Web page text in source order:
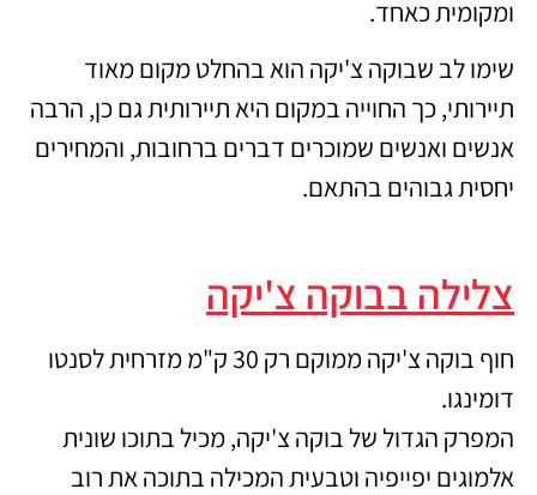
ומקומית כאחד.
שימו לב שבוקה צ'יקה הוא בהחלט מקום מאוד
תיירותי, כך החוייה במקום היא תיירותית גם כן, הרבה
אנשים ואנשים שמוכרים דברים ברחובות, והמחירים
יחסית גבוהים בהתאם.
צלילה בבוקה צ'יקה
חוף בוקה צ'יקה ממוקם רק 30 ק"מ מזרחית לסנטו
דומינגו.
המפרק הגדול של בוקה צ'יקה, מכיל בתוכו שונית
אלמוגים יפייפיה וטבעית המכילה בתוכה את רוב